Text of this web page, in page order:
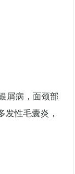
屑病，面颈部
性毛囊炎，